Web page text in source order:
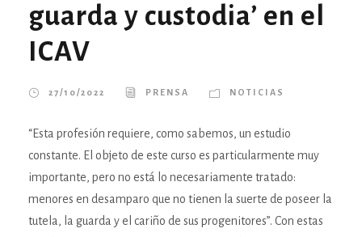
guarda y custodia’ en el
ICAV
27/10/2022 PRENSA NOTICIAS
“Esta profesión requiere, como sabemos, un estudio
constante. El objeto de este curso es particularmente muy
importante, pero no está lo necesariamente tratado:
menores en desamparo que no tienen la suerte de poseer la
tutela, la guarda y el cariño de sus progenitores”. Con estas